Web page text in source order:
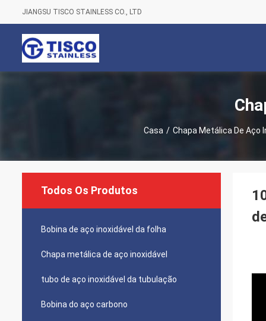
JIANGSU TISCO STAINLESS CO., LTD
Casa / Chapa Metálica De Aço
Todos Os Produtos
Bobina de aço inoxidável da folha
Chapa metálica de aço inoxidável
tubo de aço inoxidável da tubulação
Bobina do aço carbono